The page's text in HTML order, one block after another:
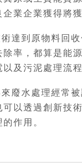
業企業獲得將
達到原物料回
率，都算是能
及污泥處理流
廢水處理經常
可以透過創新技
作用。